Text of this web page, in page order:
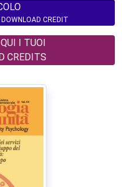
CREDIT
I TUOI
CREDITS